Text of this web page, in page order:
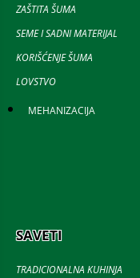
ZAŠTITA ŠUMA
SEME I SADNI MATERIJAL
KORIŠĆENJE ŠUMA
LOVSTVO
MEHANIZACIJA
SAVETI
TRADICIONALNA KUHINJA